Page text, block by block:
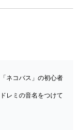
ネコバス」の初心者
レミの音名をつけて